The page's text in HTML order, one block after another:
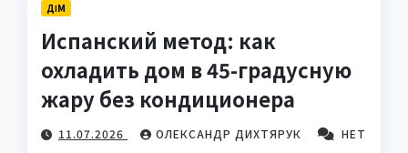
ДІМ
Испанский метод: как
охладить дом в 45-градусную
жару без кондиционера
11.07.2026 ОЛЕКСАНДР ДИХТЯРУК
НЕТ